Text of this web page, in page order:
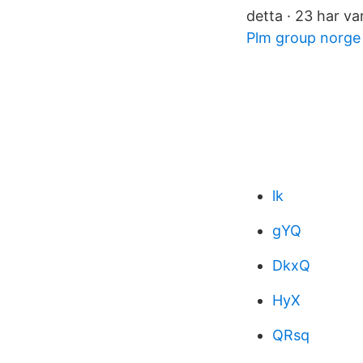
detta · 23 har
Plm group norge
lk
gYQ
DkxQ
HyX
QRsq